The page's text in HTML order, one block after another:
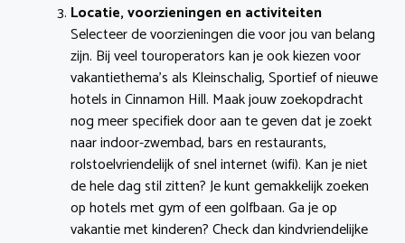
Locatie, voorzieningen en activiteiten
Selecteer de voorzieningen die voor jou van belang
zijn. Bij veel touroperators kan je ook kiezen voor
vakantiethema’s als Kleinschalig, Sportief of nieuwe
hotels in Cinnamon Hill. Maak jouw zoekopdracht
nog meer specifiek door aan te geven dat je zoekt
naar indoor-zwembad, bars en restaurants,
rolstoelvriendelijk of snel internet (wifi). Kan je niet
de hele dag stil zitten? Je kunt gemakkelijk zoeken
op hotels met gym of een golfbaan. Ga je op
vakantie met kinderen? Check dan kindvriendelijke